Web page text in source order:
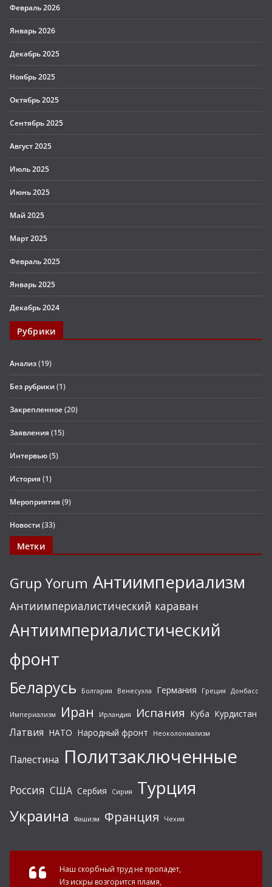
Февраль 2026
Январь 2026
Декабрь 2025
Ноябрь 2025
Октябрь 2025
Сентябрь 2025
Август 2025
Июль 2025
Июнь 2025
Май 2025
Март 2025
Февраль 2025
Январь 2025
Декабрь 2024
Рубрики
Анализ(19)
Без рубрики(1)
Закрепленное(20)
Заявления (15)
Интервью(5)
История (1)
Мероприятия (9)
Новости(33)
Метки
Grup Yorum Антиимпериализм
Антиимпериалистический караван
Антиимпериалистический
фронт
Беларусь Болгария Венесуэла Германия Греция Донбасс
Империализм Иран Ирландия Испания Куба Курдистан
Латвия НАТО Народный фронт Неоколониализм
Палестина Политзаключенные
Россия США Сербия Сирия Турция
Украина Фашизм Франция Чехия
Наш скорбный труд не пропадет,
Из искры возгорится пламя,